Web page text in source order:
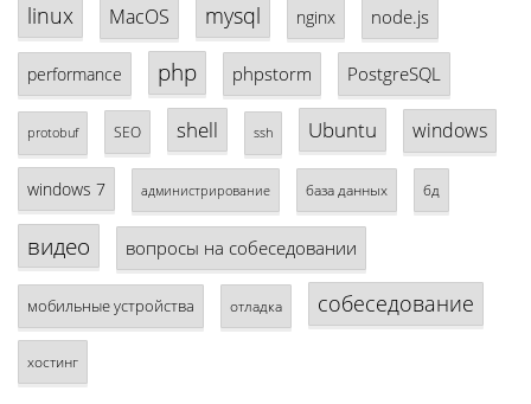
linux MacOS mysql nginx node.js
performance php phpstorm PostgreSQL
protobuf SEO shell ssh Ubuntu windows
windows 7 администрирование база данных бд
видео вопросы на собеседовании
мобильные устройства отладка собеседование
хостинг